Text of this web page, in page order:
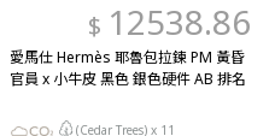
$ 12538.86
愛馬仕 Hermès 耶魯包拉鍊 PM 黃昏
官員 x 小牛皮 黑色 銀色硬件 AB 排名
(Cedar Trees) x 11